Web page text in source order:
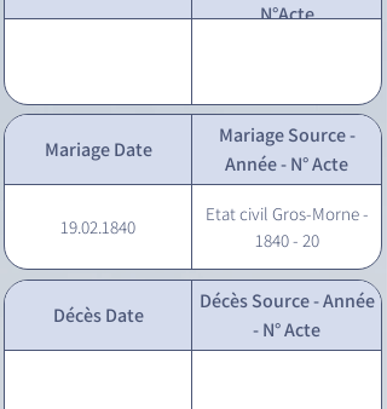
N°Acte
Mariage Date
Mariage Source -
Année - N° Acte
19.02.1840
Etat civil Gros-Morne -
1840 - 20
Décès Date
Décès Source - Année
- N° Acte